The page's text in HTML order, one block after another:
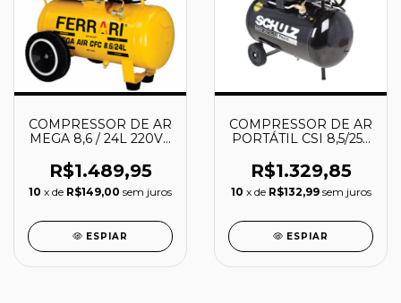
COMPRESSOR DE AR
MEGA 8,6 / 24L 220V -
FERRARI
R$1.489,95
10 x de R$149,00 sem juros
ESPIAR
COMPRESSOR DE AR
PORTÁTIL CSI 8,5/25L
SCHULZ
R$1.329,85
10 x de R$132,99 sem juros
ESPIAR